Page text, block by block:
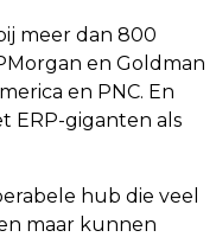
meer dan 800
en Goldman
en PNC. En
ERP-giganten als
hub die veel
maar kunnen